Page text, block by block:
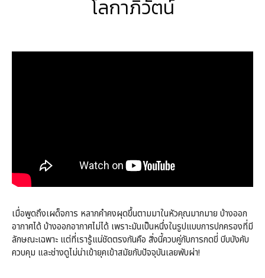
โลกาภิวัตน์
เมื่อพูดถึงเผด็จการ หลากคำคงผุดขึ้นตามมาในหัวคุณมากมาย บ้างออก
อากาศได้ บ้างออกอากาศไม่ได้ เพราะมันเป็นหนึ่งในรูปแบบการปกครองที่มี
ลักษณะเฉพาะ แต่ที่เรารู้แน่ชัดตรงกันคือ สิ่งนี้ควบคู่กับการกดขี่ บีบบังคับ
ควบคุม และช่างดูไม่น่าเข้ายุคเข้าสมัยกับปัจจุบันเลยพับผ่า!